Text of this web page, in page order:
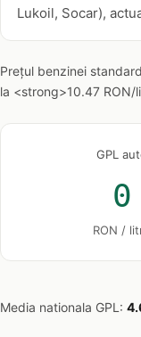
Lukoil, Socar),
Prețul benzinei
la <strong>10.47
GPL
0
RON /
Media nationala GPL: